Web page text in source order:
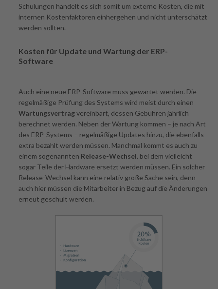
Schulungen handelt es sich somit um externe Kosten, die mit
internen Kostenfaktoren einhergehen und nicht unterschätzt
werden sollten.
Kosten für Update und Wartung der ERP-
Software
Auch eine neue ERP-Software muss gewartet werden. Die
regelmäßige Prüfung des Systems wird meist durch einen
Wartungsvertragvereinbart, dessen Gebühren jährlich
berechnet werden. Neben der Wartung kommen – je nach Art
des ERP-Systems – regelmäßige Updates hinzu, die ebenfalls
extra bezahlt werden müssen. Manchmal kommt es auch zu
einem sogenannten Release-Wechsel, bei dem vielleicht
sogar Teile der Hardware ersetzt werden müssen. Ein solcher
Release-Wechsel kann eine relativ große Sache sein, denn
auch hier müssen die Mitarbeiter in Bezug auf die Änderungen
erneut geschult werden.